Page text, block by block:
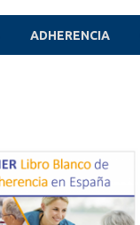
ADHERENCIA